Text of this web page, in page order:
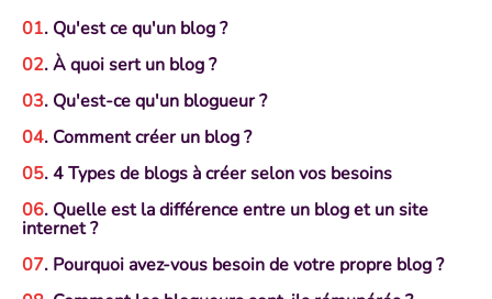
. Qu'est ce qu'un blog ?
. À quoi sert un blog ?
. Qu'est-ce qu'un blogueur ?
. Comment créer un blog ?
. 4 Types de blogs à créer selon vos besoins
. Quelle est la différence entre un blog et un site
internet ?
. Pourquoi avez-vous besoin de votre propre blog ?